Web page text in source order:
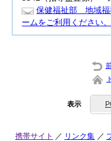
保健福祉部 地域福
ームをご利用ください。
表示
携帯サイト リンク集